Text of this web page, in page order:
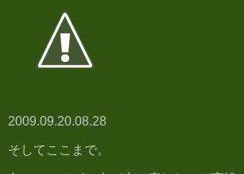
2009.09.20.08.28
そしてここまで。